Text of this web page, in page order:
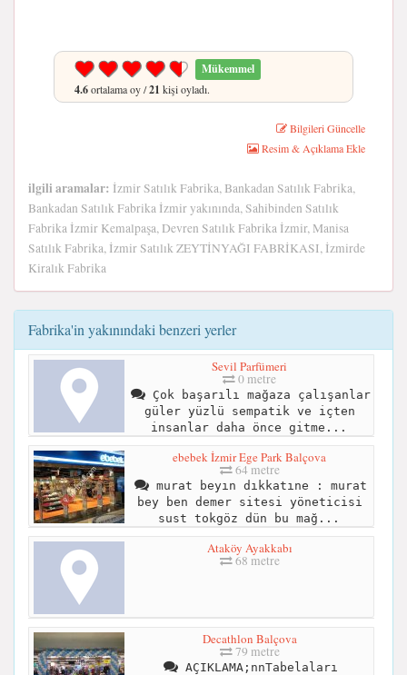
Mükemmel
4.6ortalama oy /21 kişi oyladı.
Bilgileri Güncelle
Resim & Açıklama Ekle
ilgili aramalar: İzmir Satılık Fabrika, Bankadan Satılık Fabrika,
Bankadan Satılık Fabrika İzmir yakınında, Sahibinden Satılık
Fabrika İzmir Kemalpaşa, Devren Satılık Fabrika İzmir, Manisa
Satılık Fabrika, İzmir Satılık ZEYTİNYAĞI FABRİKASI, İzmirde
Kiralık Fabrika
Fabrika'in yakınındaki benzeri yerler
Sevil Parfümeri
0 metre
Çok başarılı mağaza çalışanlar
güler yüzlü sempatik ve içten
insanlar daha önce gitme...
ebebek İzmir Ege Park Balçova
64 metre
murat beyın dıkkatıne : murat
bey ben demer sitesi yöneticisi
sust tokgöz dün bu mağ...
Ataköy Ayakkabı
68 metre
Decathlon Balçova
79 metre
AÇIKLAMA;nnTabelaları